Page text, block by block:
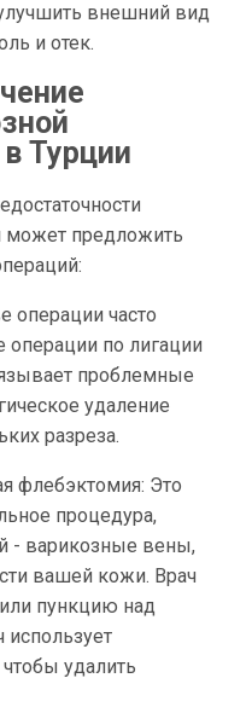
внешний вид
и отек.
Турции
может предложить
операции часто
операции по лигации
проблемные
удаление
разреза.
флебэктомия: Это
процедура,
- варикозные вены,
вашей кожи. Врач
пункцию над
удалить